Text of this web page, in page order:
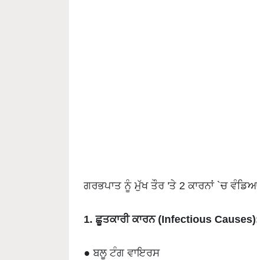
ਗਰਭਪਾਤ ਨੂੰ ਮੁੱਖ ਤੌਰ 'ਤੇ 2 ਕਾਰਨਾਂ `ਚ
1. ਛੂਤਕਾਰੀ ਕਾਰਨ (Infectious
● ਬਲੂ ਟੰਗ ਵਾਇਰਸ